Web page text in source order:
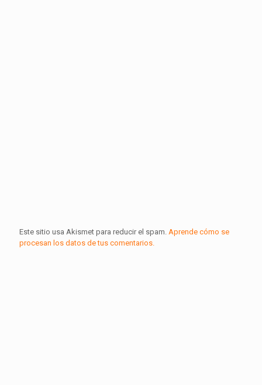
Este sitio usa Akismet para reducir el spam. Aprende cómo se
procesan los datos de tus comentarios.